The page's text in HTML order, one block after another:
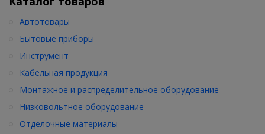
Автотовары
Бытовые приборы
Инструмент
Кабельная продукция
Монтажное и распределительное оборудование
Низковольтное оборудование
Отделочные материалы